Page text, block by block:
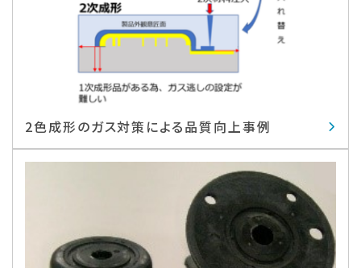
2色成形のガス対策による品質向上事例